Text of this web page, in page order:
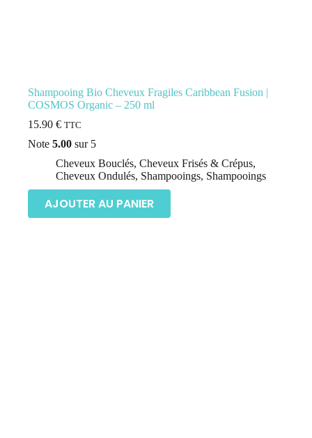
Shampooing Bio Cheveux Fragiles Caribbean Fusion |
COSMOS Organic – 250 ml
15.90 € TTC
Note 5.00 sur 5
Cheveux Bouclés, Cheveux Frisés & Crépus,
Cheveux Ondulés, Shampooings, Shampooings
AJOUTER AU PANIER